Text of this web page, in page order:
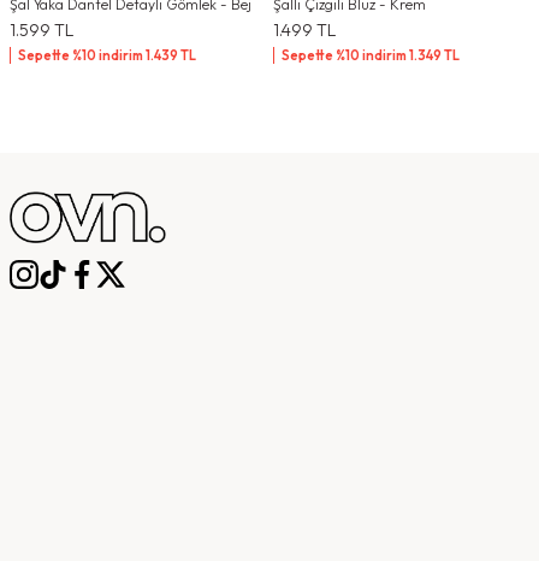
Şal Yaka Dantel Detaylı Gömlek - Bej
1.599 TL
Sepette %10 indirim1.439 TL
Şallı Çizgili Bluz - Krem
1.499 TL
Sepette %10 indirim1.349 TL